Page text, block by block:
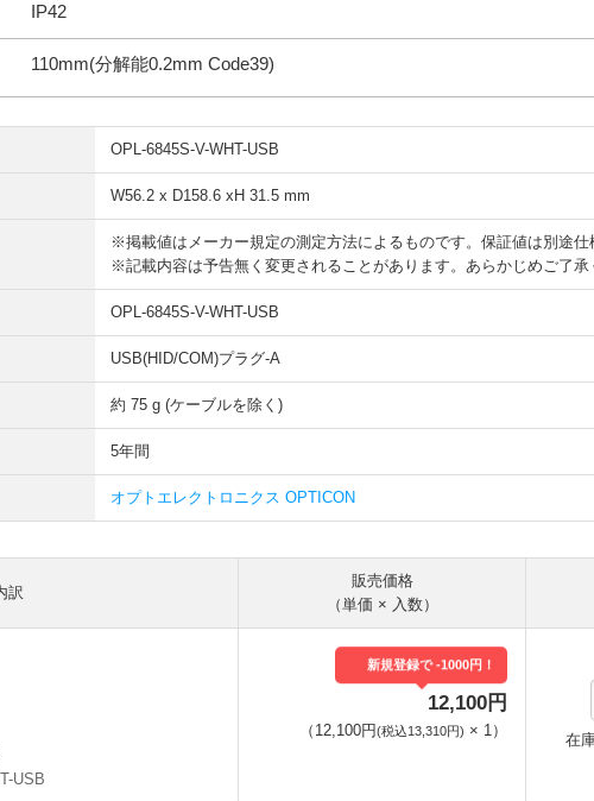
IP42
110mm(分解能0.2mm Code39)
OPL-6845S-V-WHT-USB
W56.2 x D158.6 xH 31.5 mm
※掲載値はメーカー規定の測定方法によるものです。保証値は別途仕
※記載内容は予告無く変更されることがあります。あらかじめご了承
OPL-6845S-V-WHT-USB
USB(HID/COM)プラグ-A
約 75 g (ケーブルを除く)
5年間
オプトエレクトロニクス OPTICON
訳
販売価格
（単価 × 入数）
USB
新規登録で -1000円！
12,100円
（ 12,100円(税込13,310円) × 1）
在